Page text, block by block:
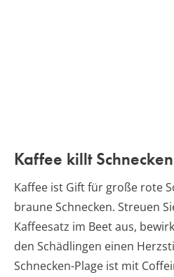
Kaffee killt Schnecken
Kaffee ist Gift für große rote
braune Schnecken. Streuen
Kaffeesatz im Beet aus,
den Schädlingen einen
Schnecken-Plage ist mit